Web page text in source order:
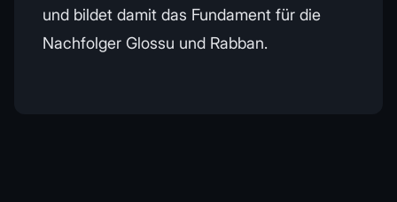
und bildet damit das Fundament für die
Nachfolger Glossu und Rabban.